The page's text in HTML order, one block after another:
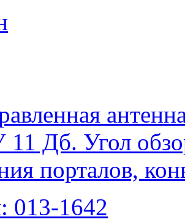
Дб. Угол
порталов,
013-1642